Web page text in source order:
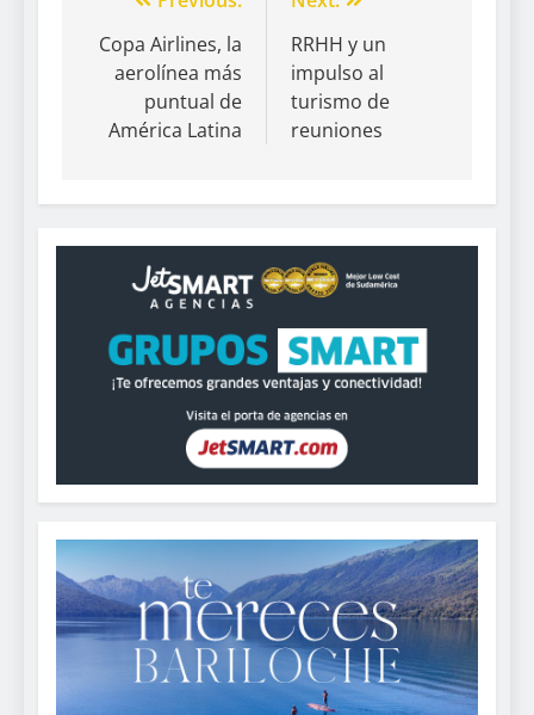
Copa Airlines, la
aerolínea más
puntual de
América Latina
RRHH y un
impulso al
turismo de
reuniones